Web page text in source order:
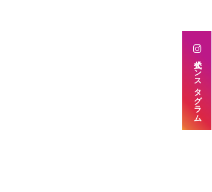
公式インスタグラム